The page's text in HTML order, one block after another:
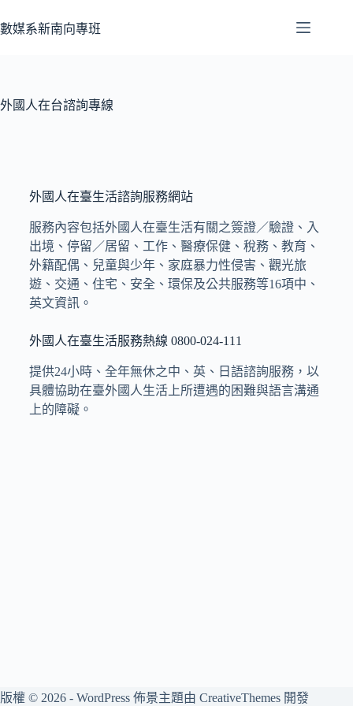
數媒系新南向專班
外國人在台諮詢專線
外國人在臺生活諮詢服務網站
服務內容包括外國人在臺生活有關之簽證／驗證、入
出境、停留／居留、工作、醫療保健、稅務、教育、
外籍配偶、兒童與少年、家庭暴力性侵害、觀光旅
遊、交通、住宅、安全、環保及公共服務等16項中、
英文資訊。
外國人在臺生活服務熱線 0800-024-111
提供24小時、全年無休之中、英、日語諮詢服務，以
具體協助在臺外國人生活上所遭遇的困難與語言溝通
上的障礙。
版權 © 2026 - WordPress 佈景主題由 CreativeThemes 開發